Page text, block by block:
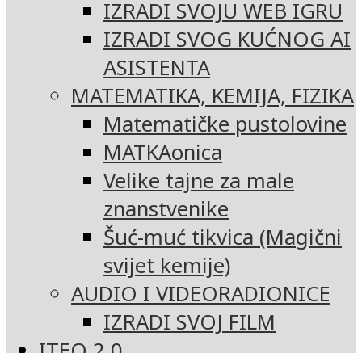
IZRADI SVOJU WEB IGRU
IZRADI SVOG KUĆNOG AI
ASISTENTA
MATEMATIKA, KEMIJA, FIZIKA
Matematičke pustolovine
MATKAonica
Velike tajne za male
znanstvenike
Šuć-muć tikvica (Magični
svijet kemije)
AUDIO I VIDEORADIONICE
IZRADI SVOJ FILM